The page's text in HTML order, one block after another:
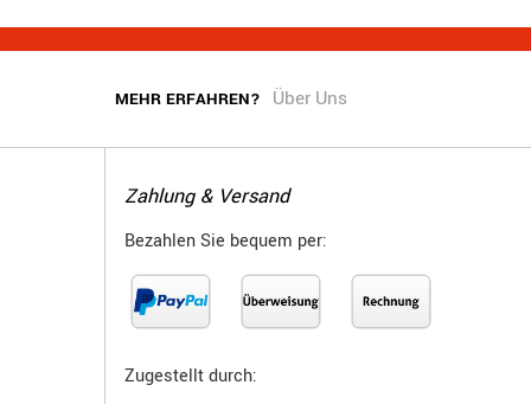
MEHR ERFAHREN? Über Uns
Zahlung & Versand
Bezahlen Sie bequem per:
Zugestellt durch: